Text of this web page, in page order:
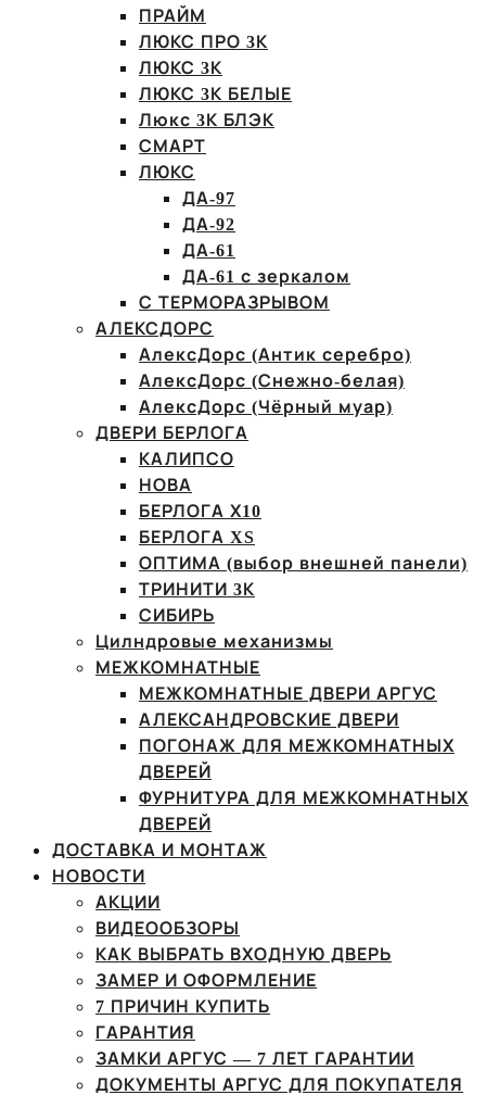
ПРАЙМ
ЛЮКС ПРО 3К
ЛЮКС 3К
ЛЮКС 3К БЕЛЫЕ
Люкс 3К БЛЭК
СМАРТ
ЛЮКС
ДА-97
ДА-92
ДА-61
ДА-61 с зеркалом
С ТЕРМОРАЗРЫВОМ
АЛЕКСДОРС
АлексДорс (Антик серебро)
АлексДорс (Снежно-белая)
АлексДорс (Чёрный муар)
ДВЕРИ БЕРЛОГА
КАЛИПСО
НОВА
БЕРЛОГА Х10
БЕРЛОГА XS
ОПТИМА (выбор внешней панели)
ТРИНИТИ 3К
СИБИРЬ
Цилндровые механизмы
МЕЖКОМНАТНЫЕ
МЕЖКОМНАТНЫЕ ДВЕРИ АРГУС
АЛЕКСАНДРОВСКИЕ ДВЕРИ
ПОГОНАЖ ДЛЯ МЕЖКОМНАТНЫХ
ДВЕРЕЙ
ФУРНИТУРА ДЛЯ МЕЖКОМНАТНЫХ
ДВЕРЕЙ
ДОСТАВКА И МОНТАЖ
НОВОСТИ
АКЦИИ
ВИДЕООБЗОРЫ
КАК ВЫБРАТЬ ВХОДНУЮ ДВЕРЬ
ЗАМЕР И ОФОРМЛЕНИЕ
7 ПРИЧИН КУПИТЬ
ГАРАНТИЯ
ЗАМКИ АРГУС — 7 ЛЕТ ГАРАНТИИ
ДОКУМЕНТЫ АРГУС ДЛЯ ПОКУПАТЕЛЯ